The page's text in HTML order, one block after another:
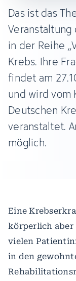
Das ist das
in der Reihe
Krebs. Ihre
findet am
und wird vom
Deutschen
veranstaltet.
möglich.
Eine
körperlich aber
vielen
in den